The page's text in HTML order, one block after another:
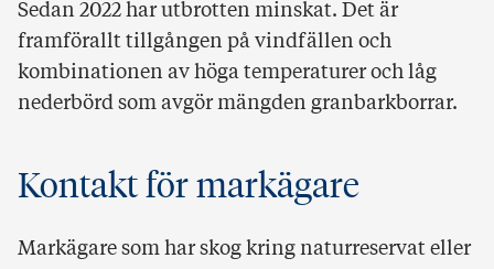
Sedan 2022 har utbrotten minskat. Det är
framförallt tillgången på vindfällen och
kombinationen av höga temperaturer och låg
nederbörd som avgör mängden granbarkborrar.
Kontakt för markägare
Markägare som har skog kring naturreservat eller